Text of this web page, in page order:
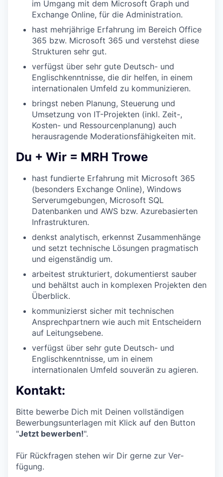
im Umgang mit dem Microsoft Graph und
Exchange Online, für die Administration.
hast mehrjährige Erfahrung im Bereich Office
365 bzw. Microsoft 365 und verstehst diese
Strukturen sehr gut.
verfügst über sehr gute Deutsch- und
Englischkenntnisse, die dir helfen, in einem
internationalen Umfeld zu kommunizieren.
bringst neben Planung, Steuerung und
Umsetzung von IT-Projekten (inkl. Zeit-,
Kosten- und Ressourcenplanung) auch
herausragende Moderationsfähigkeiten mit.
Du + Wir = MRH Trowe
hast fundierte Erfahrung mit Microsoft 365
(besonders Exchange Online), Windows
Serverumgebungen, Microsoft SQL
Datenbanken und AWS bzw. Azurebasierten
Infrastrukturen.
denkst analytisch, erkennst Zusammenhänge
und setzt technische Lösungen pragmatisch
und eigenständig um.
arbeitest strukturiert, dokumentierst sauber
und behältst auch in komplexen Projekten den
Überblick.
kommunizierst sicher mit technischen
Ansprechpartnern wie auch mit Entscheidern
auf Leitungsebene.
verfügst über sehr gute Deutsch- und
Englischkenntnisse, um in einem
internationalen Umfeld souverän zu agieren.
Kontakt:
Bitte bewerbe Dich mit Deinen vollständigen
Bewerbungsunterlagen mit Klick auf den Button
"Jetzt bewerben!".
Für Rück­fragen stehen wir Dir gerne zur Ver­
fügung.